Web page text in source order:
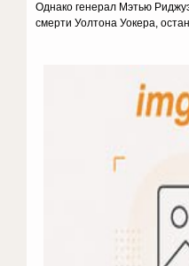
Однако генерал Мэтью
смерти Уолтона Уокера,